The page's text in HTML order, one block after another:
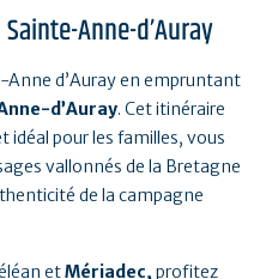
Anne-d’Auray
Anne d’Auray en empruntant
d’Auray. Cet itinéraire
idéal pour les familles, vous
vallonnés de la Bretagne
de la campagne
etMériadec, profitez